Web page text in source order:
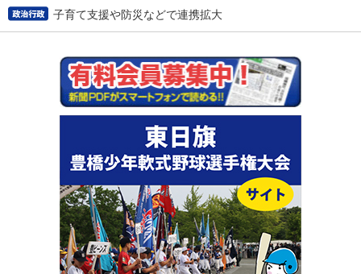
子育て支援や防災などで連携拡大